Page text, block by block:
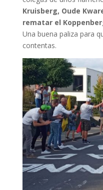
Kruisberg, Oude
rematar el
Una buena paliza para
contentas.